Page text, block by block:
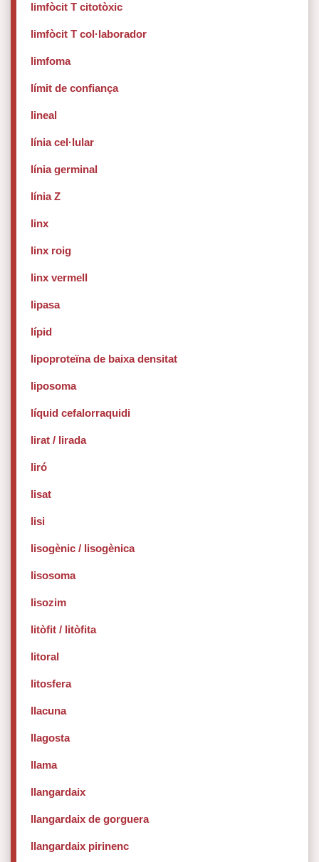
limfòcit T citotòxic
limfòcit T col·laborador
limfoma
límit de confiança
lineal
línia cel·lular
línia germinal
línia Z
linx
linx roig
linx vermell
lipasa
lípid
lipoproteïna de baixa densitat
liposoma
líquid cefalorraquidi
lirat / lirada
liró
lisat
lisi
lisogènic / lisogènica
lisosoma
lisozim
litòfit / litòfita
litoral
litosfera
llacuna
llagosta
llama
llangardaix
llangardaix de gorguera
llangardaix pirinenc